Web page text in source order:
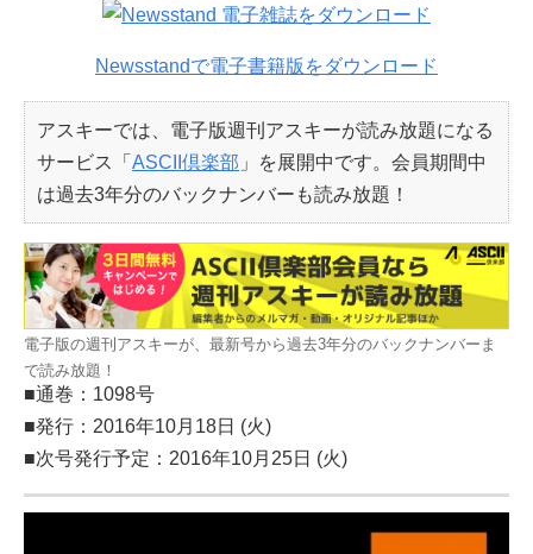
Newsstandで電子書籍版をダウンロード
アスキーでは、電子版週刊アスキーが読み放題になる
サービス「 ASCII倶楽部 」を展開中です。会員期間中
は過去3年分のバックナンバーも読み放題！
電子版の週刊アスキーが、最新号から過去3年分のバックナンバーま
で読み放題！
■通巻：1098号
■発行：2016年10月18日 (火)
■次号発行予定：2016年10月25日 (火)